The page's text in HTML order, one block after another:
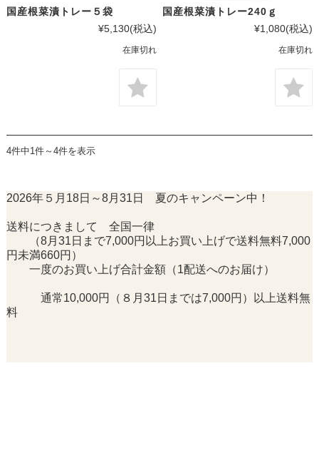
国産根菜漬トレー５袋
¥5,130(税込)
在庫切れ
国産根菜漬トレー240ｇ
¥1,080(税込)
在庫切れ
4件中1件～4件を表示
2026年５月18日～8月31日 夏のキャンペーン中！
送料につきまして 全国一律
（8月31日まで7,000円以上お買い上げで送料無料7,000
円未満660円）
一度のお買い上げ合計金額（1配送へのお届け）
通常10,000円（８月31日までは7,000円）以上送料無
料